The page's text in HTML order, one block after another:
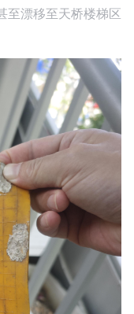
至漂移至天桥楼梯区